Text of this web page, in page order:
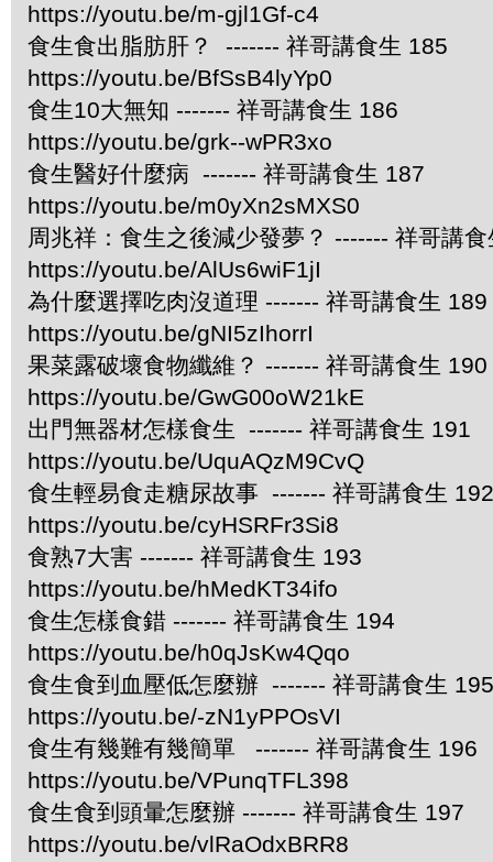
https://youtu.be/m-gjl1Gf-c4
食生食出脂肪肝？ ------- 祥哥講食生 185
https://youtu.be/BfSsB4lyYp0
食生10大無知 ------- 祥哥講食生 186
https://youtu.be/grk--wPR3xo
食生醫好什麼病 ------- 祥哥講食生 187
https://youtu.be/m0yXn2sMXS0
周兆祥：食生之後減少發夢？ ------- 祥哥講
https://youtu.be/AlUs6wiF1jI
為什麼選擇吃肉沒道理 ------- 祥哥講食生 189
https://youtu.be/gNI5zIhorrI
果菜露破壞食物纖維？ ------- 祥哥講食生 190
https://youtu.be/GwG00oW21kE
出門無器材怎樣食生 ------- 祥哥講食生 191
https://youtu.be/UquAQzM9CvQ
食生輕易食走糖尿故事 ------- 祥哥講食生 192
https://youtu.be/cyHSRFr3Si8
食熟7大害 ------- 祥哥講食生 193
https://youtu.be/hMedKT34ifo
食生怎樣食錯 ------- 祥哥講食生 194
https://youtu.be/h0qJsKw4Qqo
食生食到血壓低怎麼辦 ------- 祥哥講食生 195
https://youtu.be/-zN1yPPOsVI
食生有幾難有幾簡單 ------- 祥哥講食生 196
https://youtu.be/VPunqTFL398
食生食到頭暈怎麼辦 ------- 祥哥講食生 197
https://youtu.be/vlRaOdxBRR8